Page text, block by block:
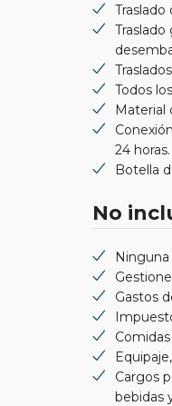
Todos
Material
24 horas.
Botella
No
Gastos
Cargos
bebidas